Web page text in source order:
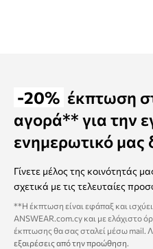
-20% έκπτωση
αγορά** για την
ενημερωτικό μας
Γίνετε μέλος της κοινότητάς
σχετικά με τις τελευταίες
**Η έκπτωση είναι εφάπαξ και
ANSWEAR.com.cy και με ελάχιστο
έκπτωσης θα σας σταλεί μέσω mail.
εξαιρέσεις από την προώθηση.